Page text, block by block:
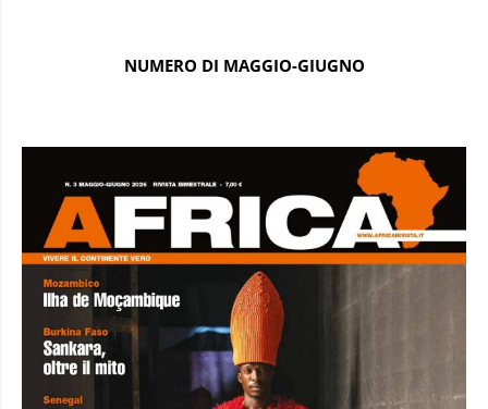
NUMERO DI MAGGIO-GIUGNO